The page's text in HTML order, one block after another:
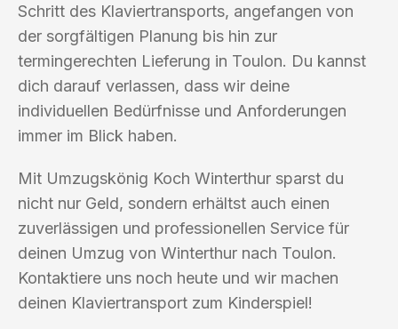
Schritt des Klaviertransports, angefangen von
der sorgfältigen Planung bis hin zur
termingerechten Lieferung in Toulon. Du kannst
dich darauf verlassen, dass wir deine
individuellen Bedürfnisse und Anforderungen
immer im Blick haben.
Mit Umzugskönig Koch Winterthur sparst du
nicht nur Geld, sondern erhältst auch einen
zuverlässigen und professionellen Service für
deinen Umzug von Winterthur nach Toulon.
Kontaktiere uns noch heute und wir machen
deinen Klaviertransport zum Kinderspiel!